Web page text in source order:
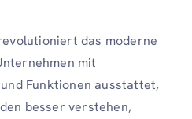
das moderne
mit
Funktionen ausstattet,
besser verstehen,